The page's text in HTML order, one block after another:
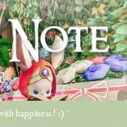
happiness ! :) *